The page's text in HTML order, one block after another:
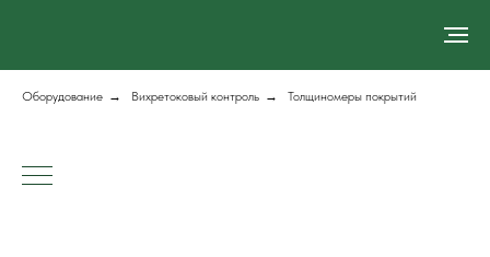
Оборудование → Вихретоковый контроль → Толщиномеры покрытий